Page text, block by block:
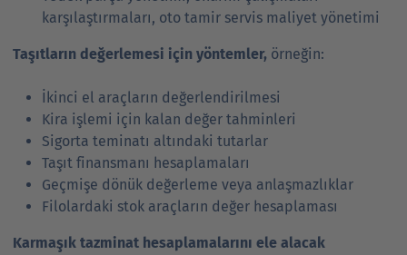
karşılaştırmaları, oto tamir servis maliyet yönetimi
Taşıtların değerlemesi için yöntemler, örneğin:
İkinci el araçların değerlendirilmesi
Kira işlemi için kalan değer tahminleri
Sigorta teminatı altındaki tutarlar
Taşıt finansmanı hesaplamaları
Geçmişe dönük değerleme veya anlaşmazlıklar
Filolardaki stok araçların değer hesaplaması
Karmaşık tazminat hesaplamalarını ele alacak